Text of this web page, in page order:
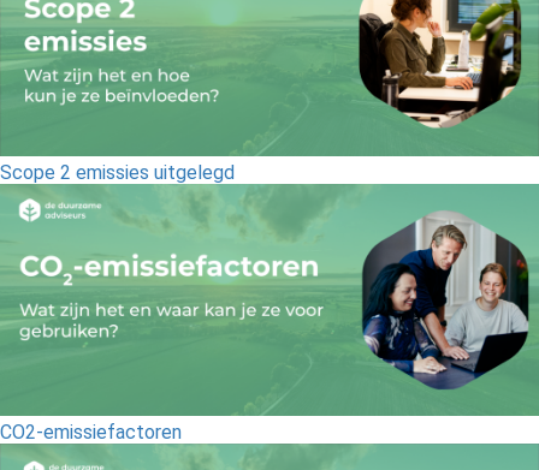
Scope 2 emissies uitgelegd
CO2-emissiefactoren